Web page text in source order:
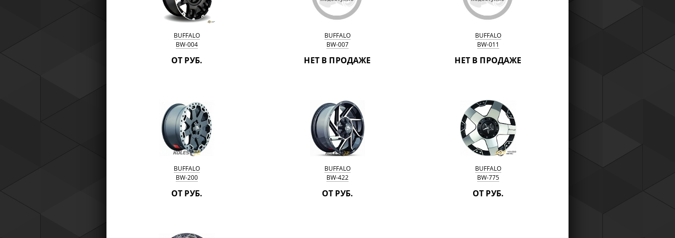
BUFFALO
BW-004
ОТ РУБ.
BUFFALO
BW-007
НЕТ В ПРОДАЖЕ
BUFFALO
BW-011
НЕТ В ПРОДАЖЕ
BUFFALO
BW-200
ОТ РУБ.
BUFFALO
BW-422
ОТ РУБ.
BUFFALO
BW-775
ОТ РУБ.